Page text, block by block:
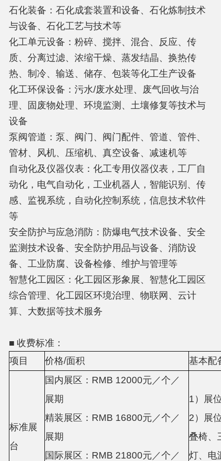
石化装备：石化成套装置和设备、石化炼制技术
与设备、石化工艺与技术等
化工单元设备：粉碎、搅拌、混合、反应、传
质、分离过滤、浓缩干燥、蒸发结晶、换热传
热、制冷、输送、储存、包装等化工生产设备
化工环保设备：污水/废水处理、废气回收与治
理、固废物处理、环境监测、土壤修复等技术与
设备
泵阀管道：泵、阀门、阀门配件、管道、管件、
管材、风机、压缩机、真空设备、减速机等
自动化及仪器仪表：化工专用仪器仪表，工厂自
动化，电气自动化，工业机器人，智能识别、传
感、监视系统，自动化控制系统，信息技术软件
等
安全防护与应急消防：防爆电气技术设备、安全
监测技术设备、安全防护用品与设备、消防设
备、工业防腐、设备检修、维护与管理等
智慧化工园区：化工园区形象展、智慧化工园区
综合管理、化工园区环境治理、物联网、云计
算、大数据等技术服务
■ 收费标准：
项目
价格/面积 基本配
标准展
台
国内展区： RMB 12000元／个／
展期
精装展区： RMB 16800元／个／
展期
国际展区： RMB 21800元／个／
1）展
2）展
叠椅、
灯、电